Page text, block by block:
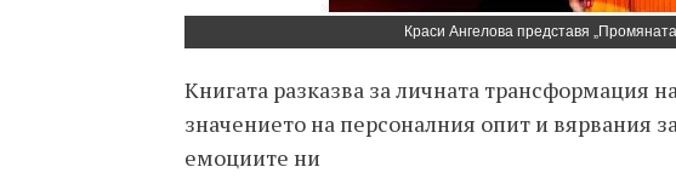
Краси Ангелова представя
Книгата разказва за личната трансформация
значението на персоналния опит и вярвания
емоциите ни